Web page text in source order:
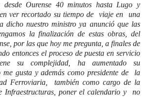
desde Ourense 40 minutos hasta Lugo y
ver recortado su tiempo de viaje en una
dicho nuestro ministro ya anunció que las
la finalización de estas obras, del
por las que hoy me pregunta, a finales de
entonces el proceso de puesta en servicio
su complejidad, ha aumentado su
gusta y además como presidente de la
Ferroviaria, también como cargo de la
Infraestructuras, poner el calendario y no